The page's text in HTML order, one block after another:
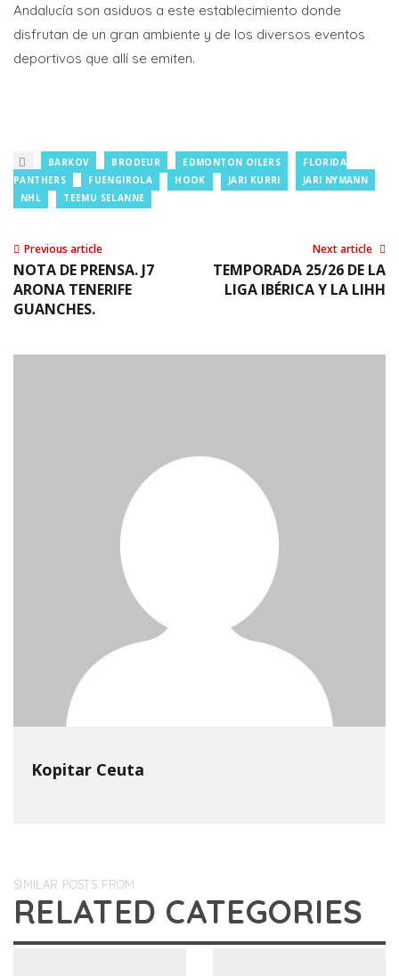
Andalucía son asiduos a este establecimiento donde
disfrutan de un gran ambiente y de los diversos eventos
deportivos que allí se emiten.
BARKOV BRODEUR EDMONTON OILERS
FLORIDA
PANTHERS
FUENGIROLA HOOK JARI KURRI
JARI NYMANN
NHL
TEEMU SELANNE
Previous article
NOTA DE PRENSA. J7
ARONA TENERIFE
GUANCHES.
Next article
TEMPORADA 25/26 DE LA
LIGA IBÉRICA Y LA LIHH
Kopitar Ceuta
SIMILAR POSTS FROM
RELATED CATEGORIES